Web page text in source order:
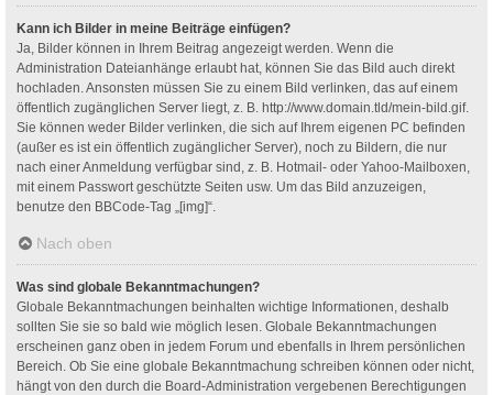
Kann ich Bilder in meine Beiträge einfügen?
Ja, Bilder können in Ihrem Beitrag angezeigt werden. Wenn die
Administration Dateianhänge erlaubt hat, können Sie das Bild auch direkt
hochladen. Ansonsten müssen Sie zu einem Bild verlinken, das auf einem
öffentlich zugänglichen Server liegt, z. B. http://www.domain.tld/mein-bild.gif.
Sie können weder Bilder verlinken, die sich auf Ihrem eigenen PC befinden
(außer es ist ein öffentlich zugänglicher Server), noch zu Bildern, die nur
nach einer Anmeldung verfügbar sind, z. B. Hotmail- oder Yahoo-Mailboxen,
mit einem Passwort geschützte Seiten usw. Um das Bild anzuzeigen,
benutze den BBCode-Tag „[img]“.
Nach oben
Was sind globale Bekanntmachungen?
Globale Bekanntmachungen beinhalten wichtige Informationen, deshalb
sollten Sie sie so bald wie möglich lesen. Globale Bekanntmachungen
erscheinen ganz oben in jedem Forum und ebenfalls in Ihrem persönlichen
Bereich. Ob Sie eine globale Bekanntmachung schreiben können oder nicht,
hängt von den durch die Board-Administration vergebenen Berechtigungen